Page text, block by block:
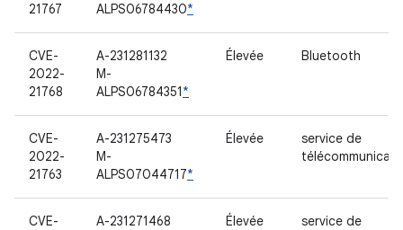
21767
ALPS06784430*
CVE-
2022-
21768
A-231281132
M-
ALPS06784351*
Élevée Bluetooth
CVE-
2022-
21763
A-231275473
M-
ALPS07044717*
Élevée
service de
CVE-
A-231271468
Élevée
service de